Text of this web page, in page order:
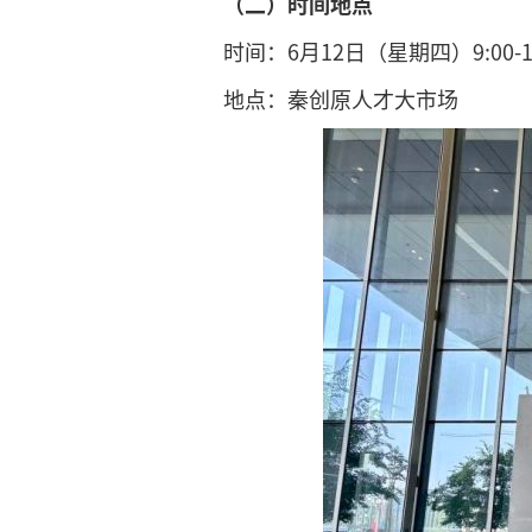
时间：6月12日（星期四）9:00-
地点：秦创原人才大市场